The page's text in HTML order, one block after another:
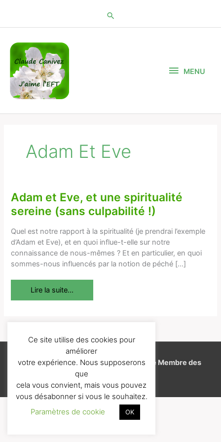
contenu
MENU
Adam Et Eve
Adam et Eve, et une spiritualité
sereine (sans culpabilité !)
Quel est notre rapport à la spiritualité (je prendrai l’exemple
d’Adam et Eve), et en quoi influe-t-elle sur notre
connaissance de nous-mêmes ? Et en particulier, en quoi
sommes-nous influencés par la notion de péché […]
Adam
et
Eve,
et
une
spiritualité
sereine
culpabilité
!)
Lire la suite...
Copyright © 2026J'aime l'EFT-Espace Membre des
Ce site utilise des cookies pour
améliorer
votre expérience. Nous supposerons
que
cela vous convient, mais vous pouvez
vous désabonner si vous le souhaitez.
Paramètres de cookie
OK